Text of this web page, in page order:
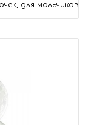
для мальчиков